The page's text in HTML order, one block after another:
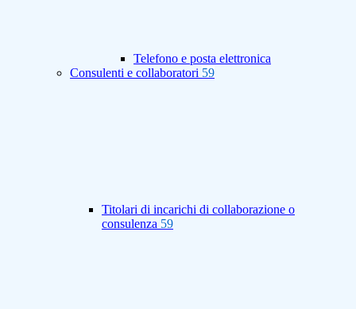
Telefono e posta elettronica
Consulenti e collaboratori 59
Titolari di incarichi di collaborazione o
consulenza 59